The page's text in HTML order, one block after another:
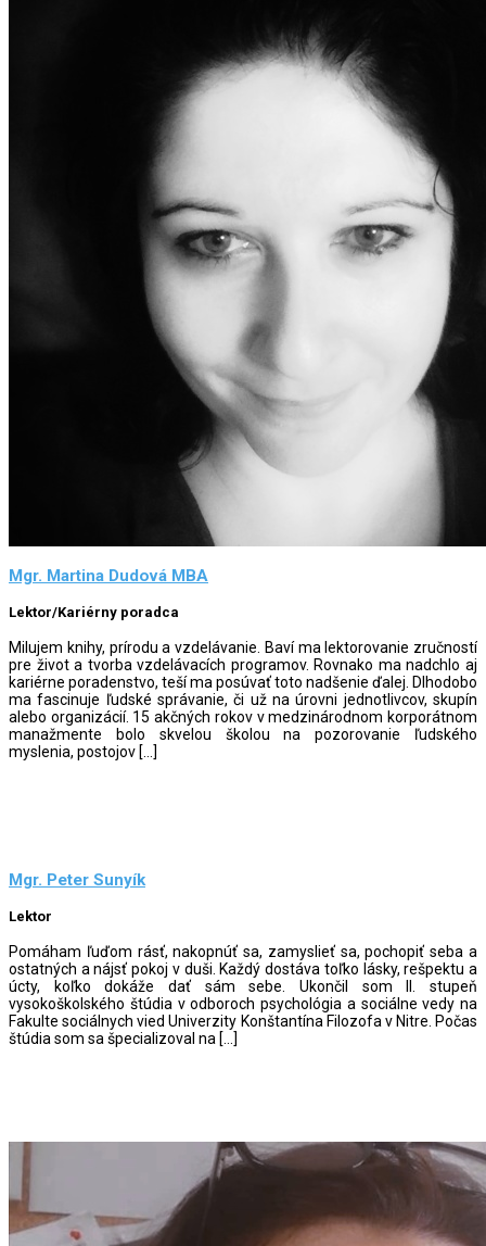
Mgr. Martina Dudová MBA
Lektor/Kariérny poradca
Milujem knihy, prírodu a vzdelávanie. Baví ma lektorovanie zručností
pre život a tvorba vzdelávacích programov. Rovnako ma nadchlo aj
kariérne poradenstvo, teší ma posúvať toto nadšenie ďalej. Dlhodobo
ma fascinuje ľudské správanie, či už na úrovni jednotlivcov, skupín
alebo organizácií. 15 akčných rokov v medzinárodnom korporátnom
manažmente bolo skvelou školou na pozorovanie ľudského
myslenia, postojov […]
Mgr. Peter Sunyík
Lektor
Pomáham ľuďom rásť, nakopnúť sa, zamyslieť sa, pochopiť seba a
ostatných a nájsť pokoj v duši. Každý dostáva toľko lásky, rešpektu a
úcty, koľko dokáže dať sám sebe. Ukončil som II. stupeň
vysokoškolského štúdia v odboroch psychológia a sociálne vedy na
Fakulte sociálnych vied Univerzity Konštantína Filozofa v Nitre. Počas
štúdia som sa špecializoval na […]